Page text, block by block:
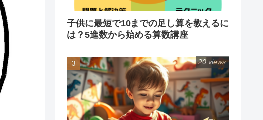
子供に最短で10までの足し算を教えるに
は？5進数から始める算数講座
20 views